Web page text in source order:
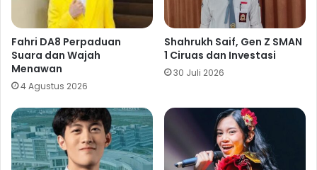
Fahri DA8 Perpaduan
Suara dan Wajah
Menawan
4 Agustus 2026
Shahrukh Saif, Gen Z SMAN
1 Ciruas dan Investasi
30 Juli 2026